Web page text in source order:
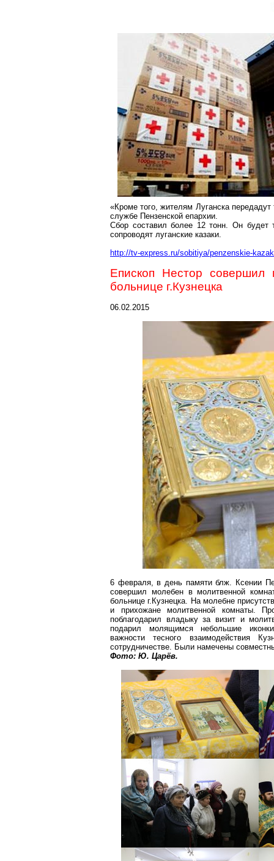
«Кроме того, жителям Луганска
службе Пензенской епархии.
Сбор составил более 12 тонн. Он будет
сопроводят луганские казаки.
http://tv-express.ru/sobitiya/penzenskie-
Епископ Нестор совершил
больнице г.Кузнецка
06.02.2015
6 февраля, в день памяти блж. Ксении
совершил молебен в молитвенной
больнице г.Кузнецка. На молебне
и прихожане молитвенной комнаты.
поблагодарил владыку за визит и
подарил молящимся небольшие
важности тесного взаимодействия
сотрудничестве. Были намечены
Фото: Ю. Царёв.